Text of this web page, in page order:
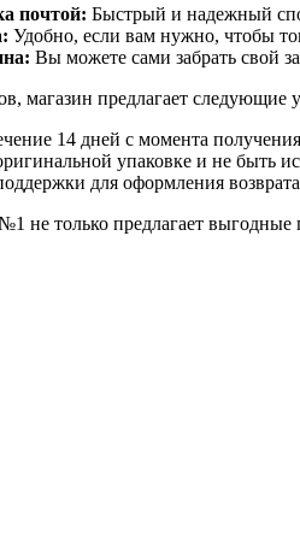
почтой: Быстрый и надежный
Удобно, если вам нужно, чтобы
Вы можете сами забрать свой
магазин предлагает следующие
14 дней с момента
упаковке и не быть
для оформления
не только предлагает